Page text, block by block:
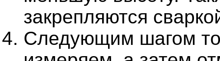
закрепляются
Следующим шагом